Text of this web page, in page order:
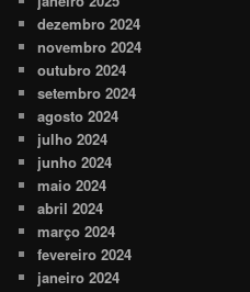
dezembro 2024
novembro 2024
outubro 2024
setembro 2024
agosto 2024
julho 2024
junho 2024
maio 2024
abril 2024
março 2024
fevereiro 2024
janeiro 2024